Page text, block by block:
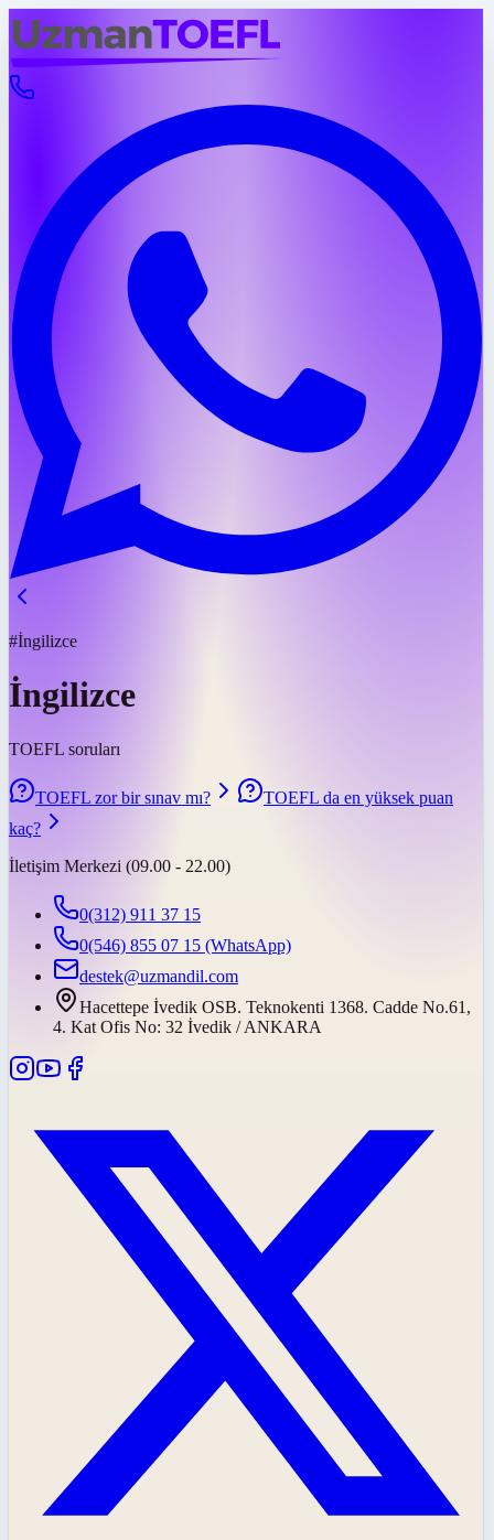
#İngilizce
İngilizce
TOEFL soruları
TOEFL zor bir sınav mı?
TOEFL da en yüksek puan
kaç?
İletişim Merkezi (09.00 - 22.00)
0(312) 911 37 15
0(546) 855 07 15 (WhatsApp)
destek@uzmandil.com
Hacettepe İvedik OSB. Teknokenti 1368. Cadde No.61,
4. Kat Ofis No: 32 İvedik / ANKARA